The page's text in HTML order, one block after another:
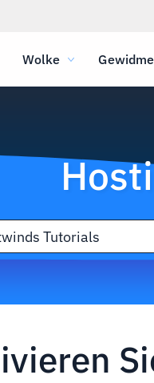
Wolke